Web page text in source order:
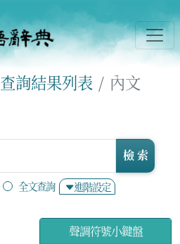
查詢結果列表 內文
全文查詢 進階設定
檢 索
聲調符號小鍵盤